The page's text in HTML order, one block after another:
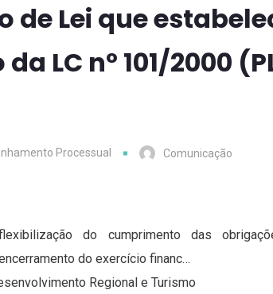
de Lei que
LC nº 101/2000
Processual Comunicação
do cumprimento das
do exercício financ…
Regional e Turismo